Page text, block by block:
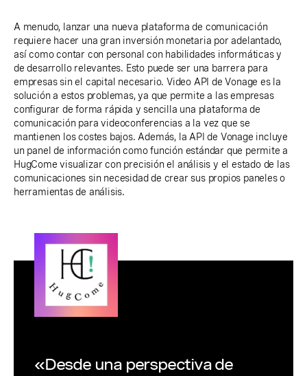
A menudo, lanzar una nueva plataforma de comunicación
requiere hacer una gran inversión monetaria por adelantado,
así como contar con personal con habilidades informáticas y
de desarrollo relevantes. Esto puede ser una barrera para
empresas sin el capital necesario. Video API de Vonage es la
solución a estos problemas, ya que permite a las empresas
configurar de forma rápida y sencilla una plataforma de
comunicación para videoconferencias a la vez que se
mantienen los costes bajos. Además, la API de Vonage incluye
un panel de información como función estándar que permite a
HugCome visualizar con precisión el análisis y el estado de las
comunicaciones sin necesidad de crear sus propios paneles o
herramientas de análisis.
«Desde una perspectiva de